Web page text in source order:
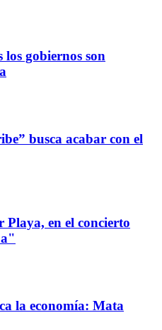
los gobiernos son
busca acabar con el
en el concierto
la economía: Mata